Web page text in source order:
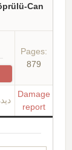
Can
Pages:
879
Damage
report